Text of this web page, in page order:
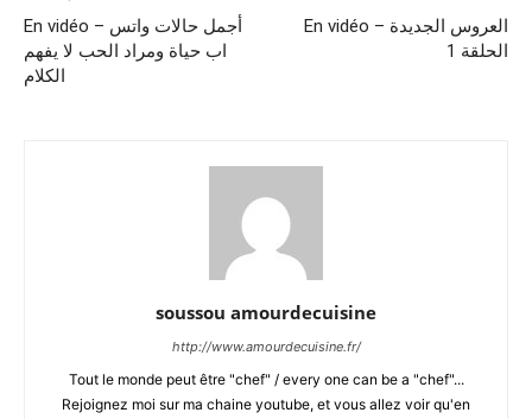
En vidéo – أجمل حالات واتس
اب حياة ومراد الحب لا يفهم
الكلام
En vidéo – العروس الجديدة
الحلقة 1
soussou amourdecuisine
http://www.amourdecuisine.fr/
Tout le monde peut être "chef" / every one can be a "chef"...
Rejoignez moi sur ma chaine youtube, et vous allez voir qu'en